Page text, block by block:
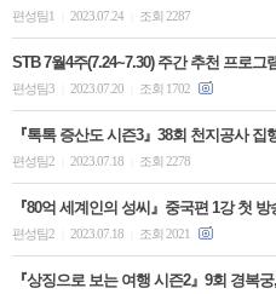
편성팀1 2023.07.24 조회 2287
STB 7월4주(7.24~7.30) 주간 추천 프로그
편성팀3 2023.07.20 조회 1702
『톡톡 증산도 시즌3』38회 천지공사 집
편성팀2 2023.07.18 조회 2278
『80억 세계인의 성씨』중국편 1강 첫 방
편성팀2 2023.07.18 조회 2021
『상징으로 보는 여행 시즌2』9회 경복